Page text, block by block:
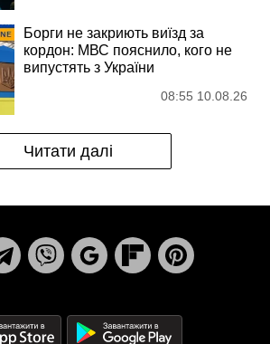
Борги не закриють виїзд за
кордон: МВС пояснило, кого не
випустять з України
08:55 10.08.26
Читати далі